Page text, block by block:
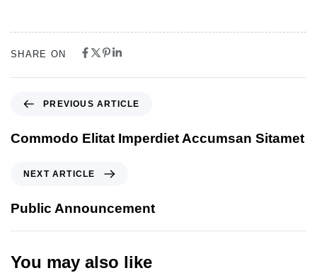
SHARE ON
PREVIOUS ARTICLE
Commodo Elitat Imperdiet Accumsan Sitamet
NEXT ARTICLE
Public Announcement
You may also like